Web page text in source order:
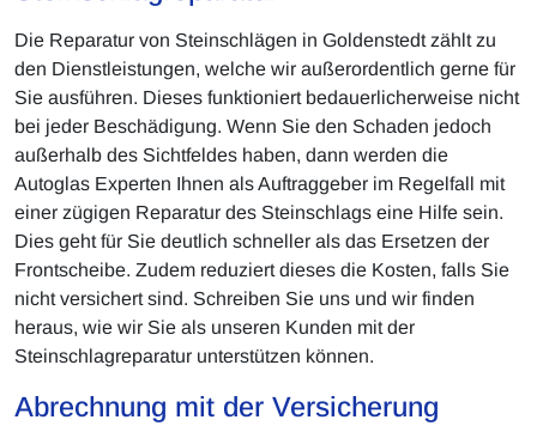
Die Reparatur von Steinschlägen in Goldenstedt zählt zu
den Dienstleistungen, welche wir außerordentlich gerne für
Sie ausführen. Dieses funktioniert bedauerlicherweise nicht
bei jeder Beschädigung. Wenn Sie den Schaden jedoch
außerhalb des Sichtfeldes haben, dann werden die
Autoglas Experten Ihnen als Auftraggeber im Regelfall mit
einer zügigen Reparatur des Steinschlags eine Hilfe sein.
Dies geht für Sie deutlich schneller als das Ersetzen der
Frontscheibe. Zudem reduziert dieses die Kosten, falls Sie
nicht versichert sind. Schreiben Sie uns und wir finden
heraus, wie wir Sie als unseren Kunden mit der
Steinschlagreparatur unterstützen können.
Abrechnung mit der Versicherung